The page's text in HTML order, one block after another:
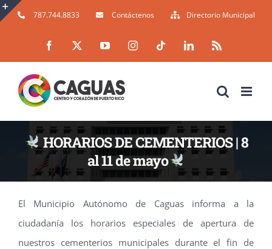
Skip
787.744.8833 Contáctenos Directorio Municipal
Facebook YouTubeInstagramTiktok LinkedIn
HORARIOS DE CEMENTERIOS | 8
al 11 de mayo
El Municipio Autónomo de Caguas informa a la
ciudadanía los horarios especiales de apertura de
nuestros cementerios municipales durante el fin de